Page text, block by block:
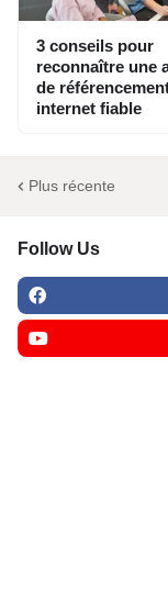
3 conseils pour
reconnaître une
de
internet fiable
Plus récente
Follow Us